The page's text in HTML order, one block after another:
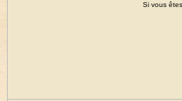
Si vous